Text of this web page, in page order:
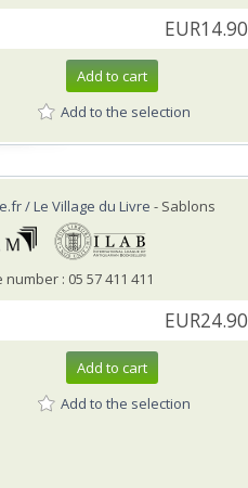
EUR14.90
Add to cart
Add to the selection
/ Le Village du Livre - Sablons
number : 05 57 411 411
EUR24.90
Add to cart
Add to the selection